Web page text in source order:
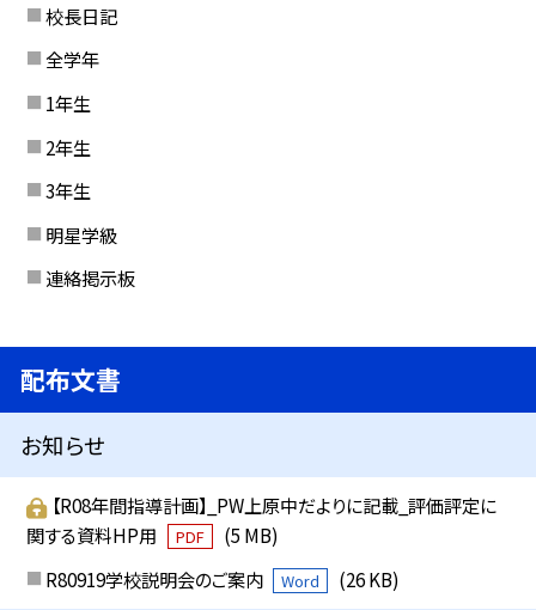
校長日記
全学年
1年生
2年生
3年生
明星学級
連絡掲示板
配布文書
お知らせ
【R08年間指導計画】_PW上原中だよりに記載_評価評定に
関する資料HP用
PDF
(5 MB)
R80919学校説明会のご案内
Word (26 KB)